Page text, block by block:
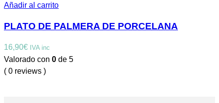
Añadir al carrito
PLATO DE PALMERA DE PORCELANA
16,90€ IVA inc
Valorado con 0 de 5
( 0 reviews )